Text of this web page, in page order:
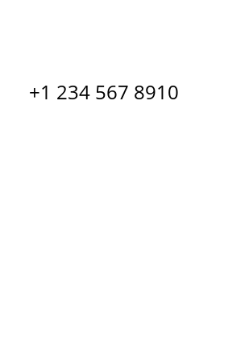
+1 234 567 8910